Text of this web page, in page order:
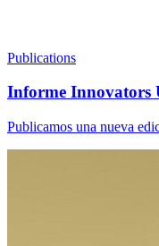
Publications
Informe Innovators
Publicamos una nueva